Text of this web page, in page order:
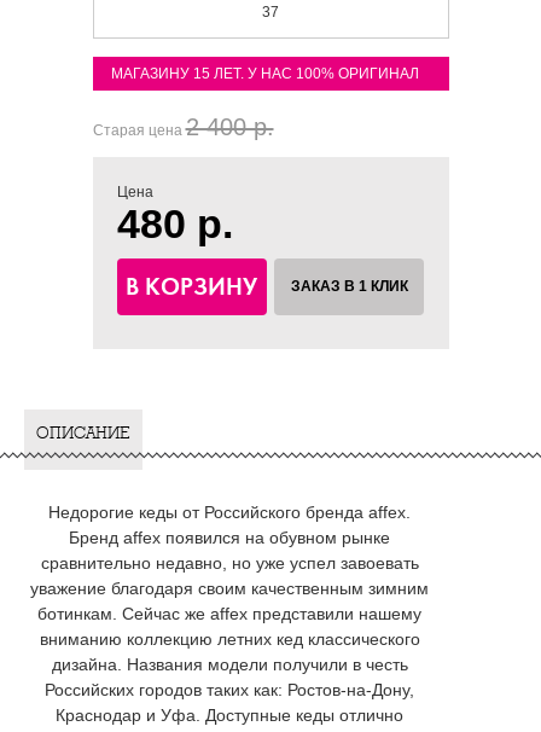
37
МАГАЗИНУ 15 ЛЕТ. У НАС 100% ОРИГИНАЛ
Старая цена2 400 р.
Цена
480 р.
В КОРЗИНУ ЗАКАЗ В 1 КЛИК
ОПИСАНИЕ
Недорогие кеды от Российского бренда affex.
Бренд affex появился на обувном рынке
сравнительно недавно, но уже успел завоевать
уважение благодаря своим качественным зимним
ботинкам. Сейчас же affex представили нашему
вниманию коллекцию летних кед классического
дизайна. Названия модели получили в честь
Российских городов таких как: Ростов-на-Дону,
Краснодар и Уфа. Доступные кеды отлично